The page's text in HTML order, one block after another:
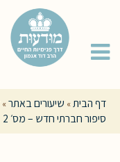
דף הבית» שיעורים באתר»
סיפור חברתי חדש – מס׳ 2